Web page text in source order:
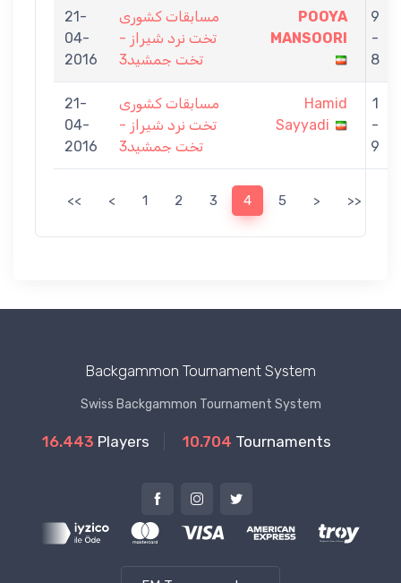
21-
04-
2016
مسابقات کشوری
تخت نرد شیراز -
تخت جمشید3
POOYA
MANSOORI
9
-
8
21-
04-
2016
مسابقات کشوری
تخت نرد شیراز -
تخت جمشید3
Hamid
Sayyadi
1
-
9
<< < 1 2 3 4 5 > >>
Backgammon Tournament System
Swiss Backgammon Tournament System
16.443 Players 10.704 Tournaments